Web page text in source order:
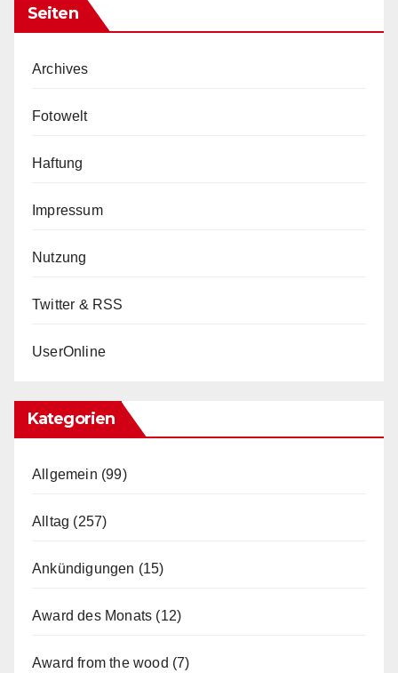
Seiten
Archives
Fotowelt
Haftung
Impressum
Nutzung
Twitter & RSS
UserOnline
Kategorien
Allgemein (99)
Alltag (257)
Ankündigungen (15)
Award des Monats (12)
Award from the wood (7)